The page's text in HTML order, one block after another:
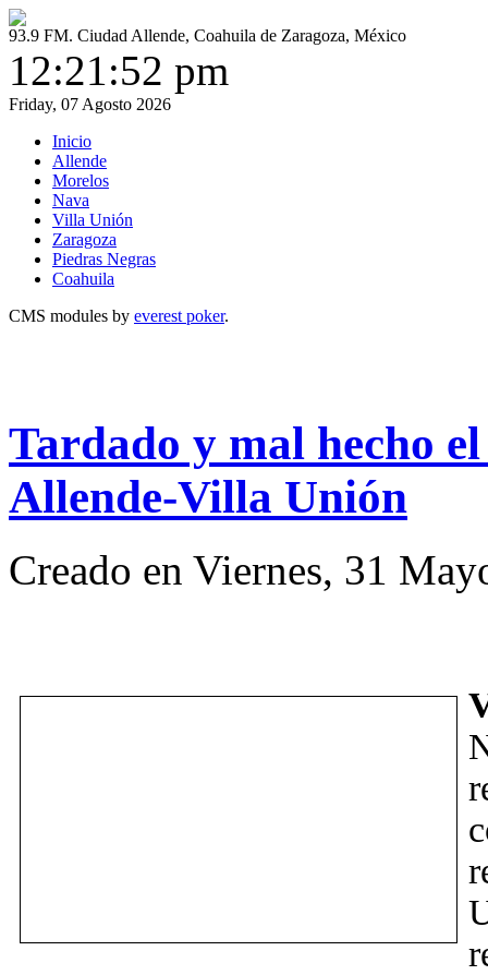
93.9 FM. Ciudad Allende, Coahuila de Zaragoza, México
12:21:52 pm
Friday, 07 Agosto 2026
Inicio
Allende
Morelos
Nava
Villa Unión
Zaragoza
Piedras Negras
Coahuila
CMS modules by everest poker.
Tardado y mal hecho
Allende-Villa Unión
Creado en Viernes, 31